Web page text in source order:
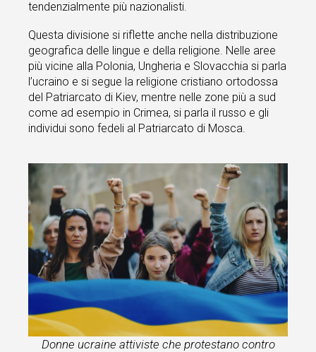
tendenzialmente più nazionalisti.
Questa divisione si riflette anche nella distribuzione
geografica delle lingue e della religione. Nelle aree
più vicine alla Polonia, Ungheria e Slovacchia si parla
l’ucraino e si segue la religione cristiano ortodossa
del Patriarcato di Kiev, mentre nelle zone più a sud
come ad esempio in Crimea, si parla il russo e gli
individui sono fedeli al Patriarcato di Mosca.
Donne ucraine attiviste che protestano contro